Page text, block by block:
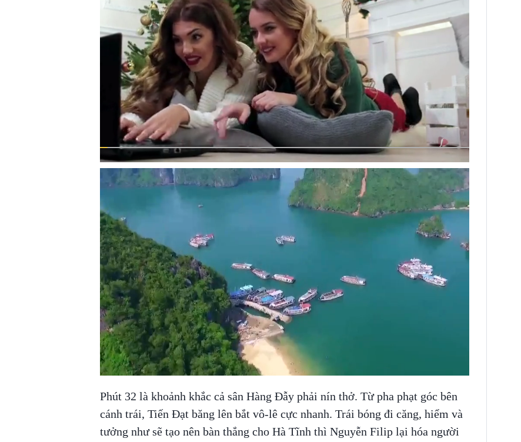
Phút 32 là khoảnh khắc cả sân Hàng Đẫy phải nín thở. Từ pha phạt góc bên
cánh trái, Tiến Đạt băng lên bắt vô-lê cực nhanh. Trái bóng đi căng, hiểm và
tưởng như sẽ tạo nên bàn thắng cho Hà Tĩnh thì Nguyễn Filip lại hóa người